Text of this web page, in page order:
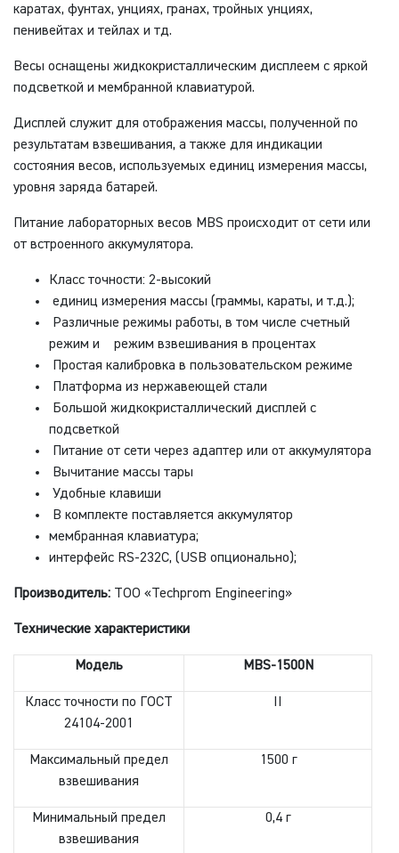
каратах, фунтах, унциях, гранах, тройных унциях,
пенивейтах и тейлах и тд.
Весы оснащены жидкокристаллическим дисплеем с яркой
подсветкой и мембранной клавиатурой.
Дисплей служит для отображения массы, полученной по
результатам взвешивания, а также для индикации
состояния весов, используемых единиц измерения массы,
уровня заряда батарей.
Питание лабораторных весов MBS происходит от сети или
от встроенного аккумулятора.
Класс точности: 2-высокий
единиц измерения массы (граммы, караты, и т.д.);
Различные режимы работы, в том числе счетный
режим и режим взвешивания в процентах
Простая калибровка в пользовательском режиме
Платформа из нержавеющей стали
Большой жидкокристаллический дисплей с
подсветкой
Питание от сети через адаптер или от аккумулятора
Вычитание массы тары
Удобные клавиши
В комплекте поставляется аккумулятор
мембранная клавиатура;
интерфейс RS-232C, (USB опционально);
Производитель: ТОО «Techprom Engineering»
Технические характеристики
Модель MBS-1500N
Класс точности по ГОСТ
24104-2001
Максимальный предел
взвешивания
1500 г
Минимальный предел
взвешивания
0,4 г